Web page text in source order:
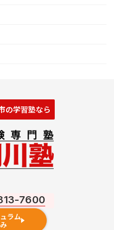
の学習塾なら
7600
ラム